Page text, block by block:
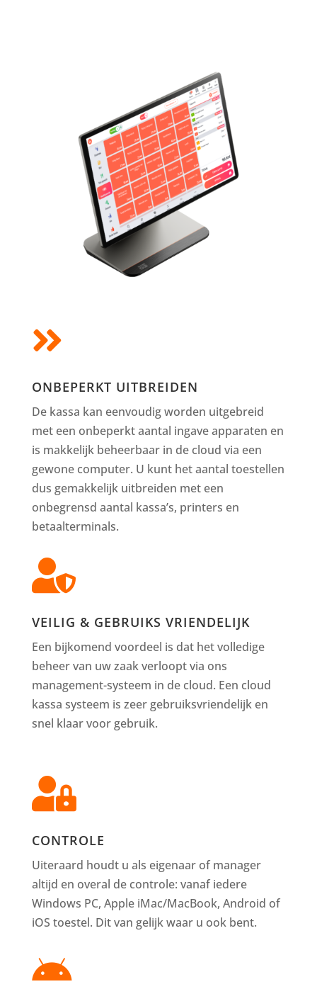

ONBEPERKT UITBREIDEN
De kassa kan eenvoudig worden uitgebreid
met een onbeperkt aantal ingave apparaten en
is makkelijk beheerbaar in de cloud via een
gewone computer. U kunt het aantal toestellen
dus gemakkelijk uitbreiden met een
onbegrensd aantal kassa’s, printers en
betaalterminals.

VEILIG & GEBRUIKS VRIENDELIJK
Een bijkomend voordeel is dat het volledige
beheer van uw zaak verloopt via ons
management-systeem in de cloud. Een cloud
kassa systeem is zeer gebruiksvriendelijk en
snel klaar voor gebruik.

CONTROLE
Uiteraard houdt u als eigenaar of manager
altijd en overal de controle: vanaf iedere
Windows PC, Apple iMac/MacBook, Android of
iOS toestel. Dit van gelijk waar u ook bent.
